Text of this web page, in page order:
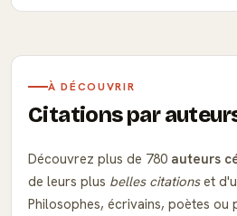
À DÉCOUVRIR
Citations par
Découvrez plus de 780 auteurs
de leurs plus belles citationset
Philosophes, écrivains, poètes ou